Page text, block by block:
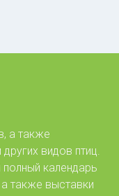
причиной
но птицы
дать им
известен
И птицы
Постепенно
а также
видов птиц.
календарь
также выставки